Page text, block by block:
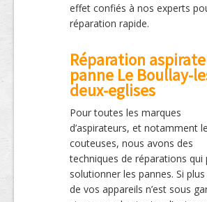
effet confiés à nos experts
réparation rapide.
Réparation
panne Le Boullay-
deux-eglises
Pour toutes les marques
d’aspirateurs, et notamment
couteuses, nous avons des
techniques de réparations qui
solutionner les pannes. Si
de vos appareils n’est sous